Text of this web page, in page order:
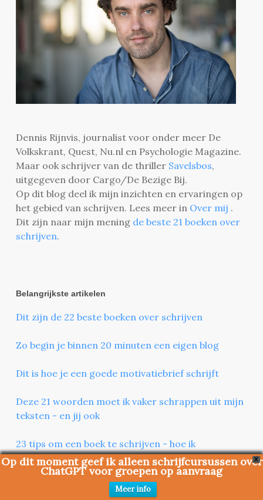
Dennis Rijnvis, journalist voor onder meer De
Volkskrant, Quest, Nu.nl en Psychologie Magazine.
Maar ook schrijver van de thriller Savelsbos,
uitgegeven door Cargo/De Bezige Bij.
Op dit blog deel ik mijn inzichten en ervaringen op
het gebied van schrijven. Lees meer in Over mij .
Dit zijn naar mijn mening de beste 21 boeken over
schrijven.
Belangrijkste artikelen
Dit zijn de 22 beste boeken over schrijven
Zo begin je binnen 20 minuten een eigen blog
Dit is hoe je een goede motivatiebrief schrijft
Deze 21 woorden moet ik vaker schrappen uit mijn
teksten - en jij ook
23 tips om een boek te schrijven - hoe ik
debuteerde met een thriller en waarom ik mijn
tweede boek nooit afkreeg
X
Op dit moment geef ik alleen schrijfcursussen over
ChatGPT voor groepen op aanvraag
Meer info